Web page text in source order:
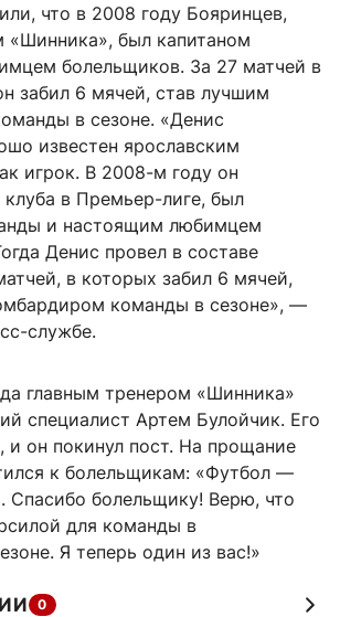
что в 2008 году Бояринцев,
«Шинника», был капитаном
болельщиков. За 27 матчей в
забил 6 мячей, став лучшим
в сезоне. «Денис
известен ярославским
игрок. В 2008-м году он
в Премьер-лиге, был
и настоящим любимцем
Денис провел в составе
в которых забил 6 мячей,
команды в сезоне», —
службе.
главным тренером «Шинника»
специалист Артем Булойчик. Его
и он покинул пост. На прощание
к болельщикам: «Футбол —
Спасибо болельщику! Верю, что
для команды в
Я теперь один из вас!»
0